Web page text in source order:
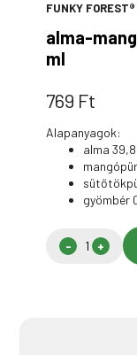
FUNKY
alma-
ml
769 Ft
Alapanyagok:
alma
gyömbér